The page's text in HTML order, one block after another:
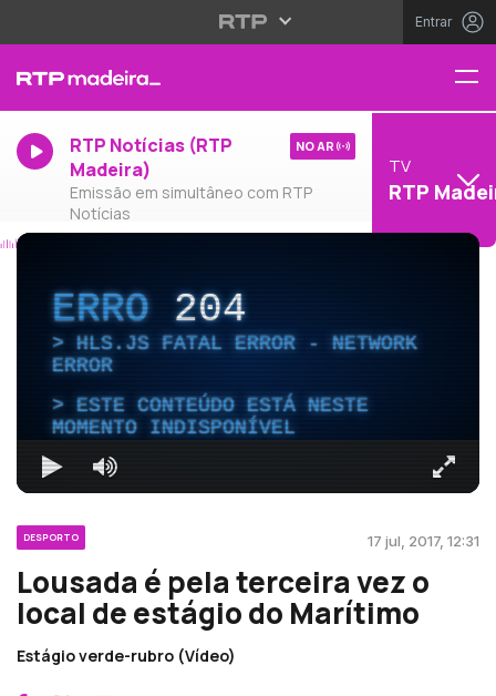
Entrar
RTP Notícias (RTP
Madeira)
Emissão em simultâneo com RTP
Notícias
NO AR
TV
RTP
ERRO204
HLS.JS FATAL ERROR - NETWORK
ERROR
ESTE CONTEÚDO ESTÁ NESTE
MOMENTO INDISPONÍVEL
DESPORTO 17 jul, 2017, 12:31
Lousada é pela terceira vez o
local de estágio do Marítimo
Estágio verde-rubro (Vídeo)